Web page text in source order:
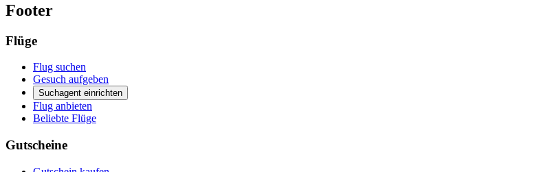
Footer
Flüge
Flug suchen
Gesuch aufgeben
Suchagent einrichten
Flug anbieten
Beliebte Flüge
Gutscheine